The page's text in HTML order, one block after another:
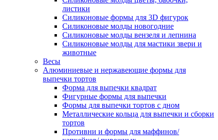
листики
Силиконовые формы для 3D фигурок
Силиконовые молды новогодние
Силиконовые молды вензеля и лепнина
Силиконовые молды для мастики звери и
животные
Весы
Алюминиевые и нержавеющие формы для
выпечки тортов
Форма для выпечки квадрат
Фигурные формы для выпечки
Формы для выпечки тортов с дном
Металлические кольца для выпечки и сборки
тортов
Противни и формы для маффинов/